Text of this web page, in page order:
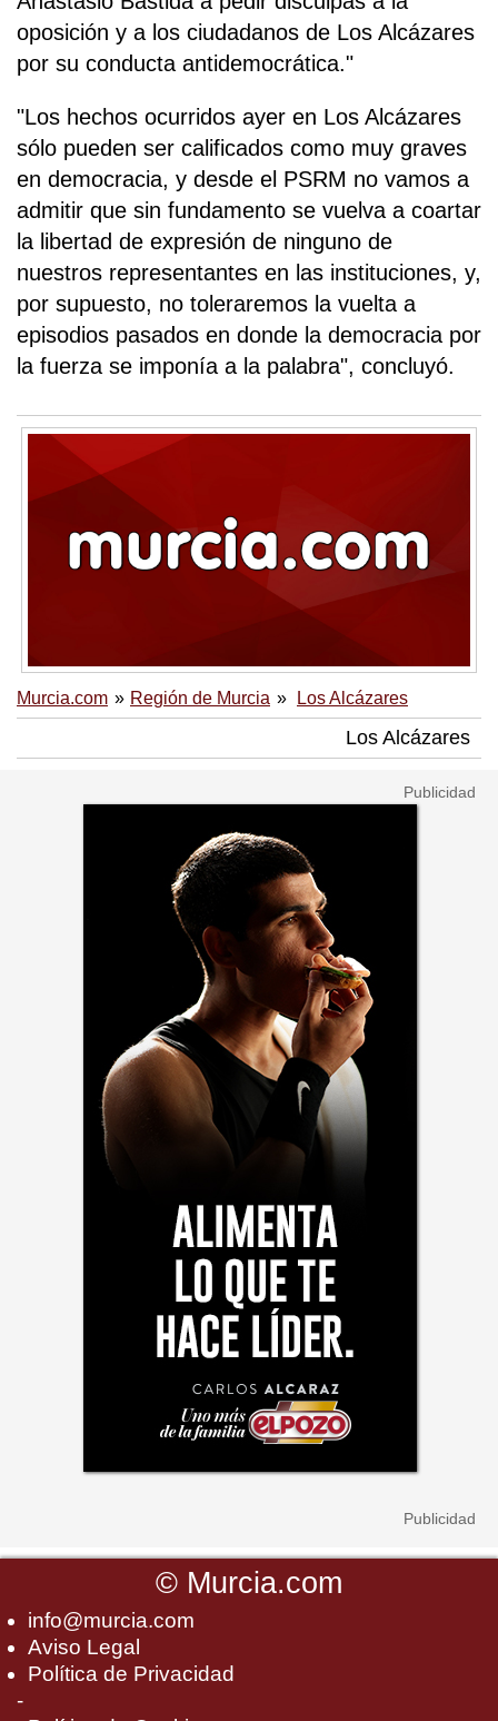
oposición y a los ciudadanos de Los Alcázares
por su conducta antidemocrática."
"Los hechos ocurridos ayer en Los Alcázares
sólo pueden ser calificados como muy graves
en democracia, y desde el PSRM no vamos a
admitir que sin fundamento se vuelva a coartar
la libertad de expresión de ninguno de
nuestros representantes en las instituciones, y,
por supuesto, no toleraremos la vuelta a
episodios pasados en donde la democracia por
la fuerza se imponía a la palabra", concluyó.
Murcia.com Región de Murcia Los Alcázares
Los Alcázares
© Murcia.com
info@murcia.com
Aviso Legal
Política de Privacidad
-